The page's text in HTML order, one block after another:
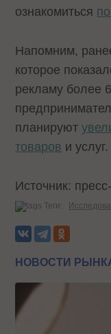
ознакомиться
Напомним,
которое
рекламу более
планируют
товаров и услуг.
Источник:
Теги:
НОВОСТИ